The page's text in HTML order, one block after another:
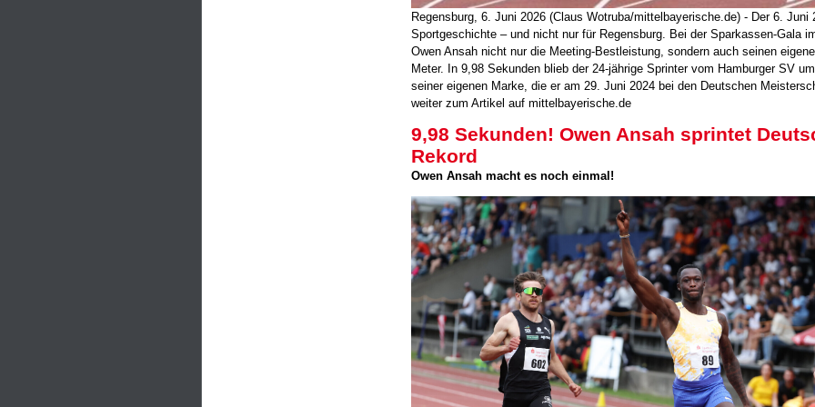
Regensburg, 6. Juni 2026 (Claus Wotruba/mittelbayerische.de) - Der 6.
Sportgeschichte – und nicht nur für Regensburg. Bei der Sparkassen-Gala
Owen Ansah nicht nur die Meeting-Bestleistung, sondern auch seinen
Meter. In 9,98 Sekunden blieb der 24-jährige Sprinter vom Hamburger SV
seiner eigenen Marke, die er am 29. Juni 2024 bei den Deutschen
weiter zum Artikel auf mittelbayerische.de
9,98 Sekunden! Owen Ansah sprintet
Rekord
Owen Ansah macht es noch einmal!